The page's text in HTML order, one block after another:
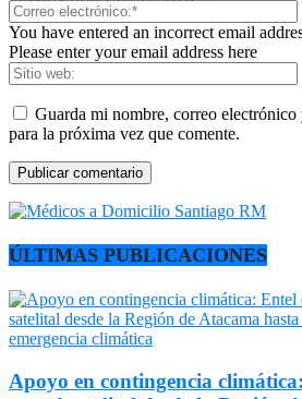
You have entered an incorrect email
Please enter your email address here
Guarda mi nombre, correo electrónico
para la próxima vez que comente.
ÚLTIMAS PUBLICACIONES
Apoyo en contingencia